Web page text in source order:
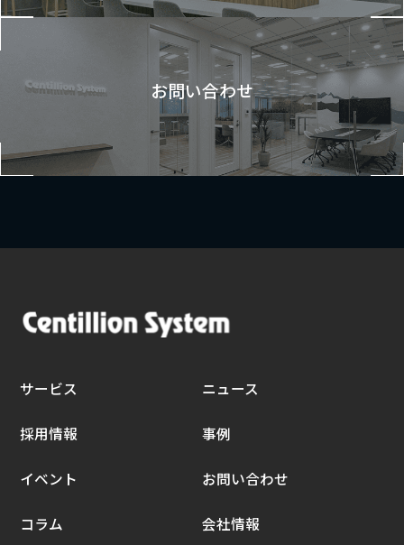
お問い合わせ
サービス ニュース
採用情報 事例
イベント お問い合わせ
コラム 会社情報